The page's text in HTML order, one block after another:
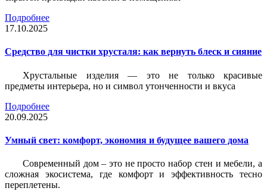
Подробнее
17.10.2025
Средство для чистки хрусталя: как вернуть блеск и сияние
Хрустальные изделия — это не только красивые
предметы интерьера, но и символ утонченности и вкуса
Подробнее
20.09.2025
Умный свет: комфорт, экономия и будущее вашего дома
Современный дом – это не просто набор стен и мебели, а
сложная экосистема, где комфорт и эффективность тесно
переплетены.